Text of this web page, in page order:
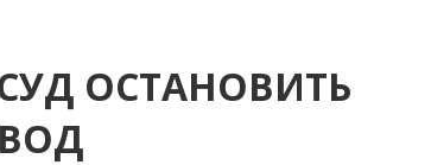
ОСТАНОВИТЬ